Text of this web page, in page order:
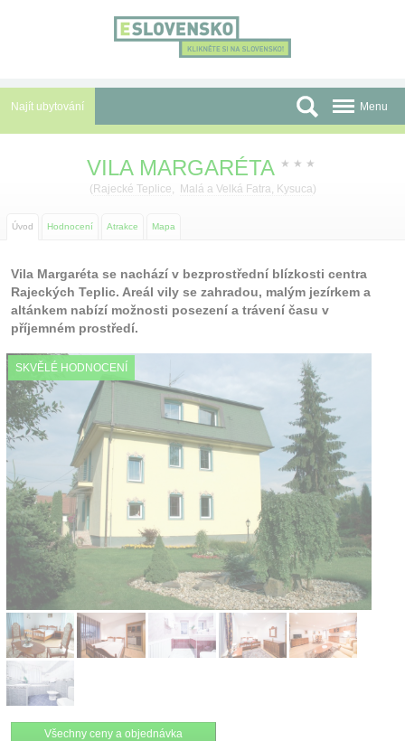
Najít ubytování
Slevy a Last Minute
Autobusové zájezdy
Před cestou
Atrakce
O nás
Kontakt
Menu
VILA MARGARÉTA ★ ★ ★
( Rajecké Teplice, Malá a Velká Fatra, Kysuca)
Úvod Hodnocení Atrakce Mapa
Vila Margaréta se nachází v bezprostřední blízkosti centra
Rajeckých Teplic. Areál vily se zahradou, malým jezírkem a
altánkem nabízí možnosti posezení a trávení času v
příjemném prostředí.
SKVĚLÉ HODNOCENÍ
Všechny ceny a objednávka